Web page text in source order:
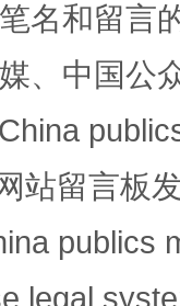
名和留言
、中国公
站留言板
publics
legal